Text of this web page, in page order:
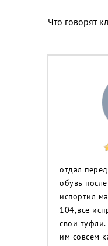
Что говорят
отдал
обувь
испортил
104,все
свои туфли.
им совсем